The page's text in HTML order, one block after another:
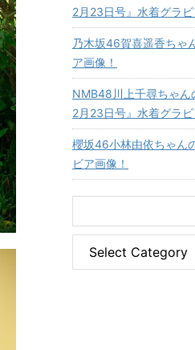
2月23日号』水着グラビ
乃木坂46賀喜遥香ちゃ
ア画像！
NMB48川上千尋ちゃ
2月23日号』水着グラビ
櫻坂46小林由依ちゃん
ビア画像！